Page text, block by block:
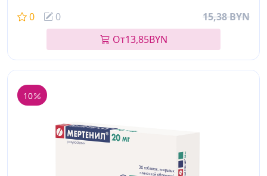
0 0
15,38 BYN
От13,85BYN
10